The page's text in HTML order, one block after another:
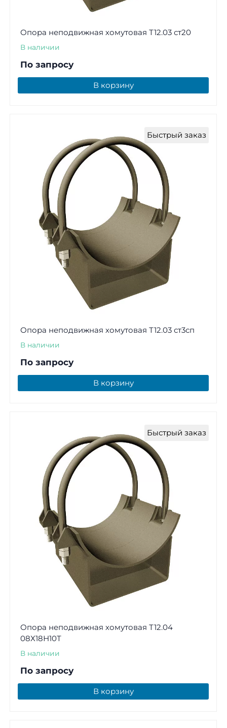
Опора неподвижная хомутовая Т12.03 ст20
В наличии
По запросу
В корзину
Быстрый заказ
Опора неподвижная хомутовая Т12.03 ст3сп
В наличии
По запросу
В корзину
Быстрый заказ
Опора неподвижная хомутовая Т12.04
08Х18Н10Т
В наличии
По запросу
В корзину